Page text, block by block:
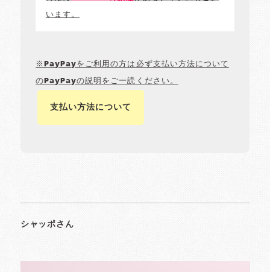
います。
※PayPayをご利用の方は必ず支払い方法について
のPayPayの説明をご一読ください。
支払い方法について